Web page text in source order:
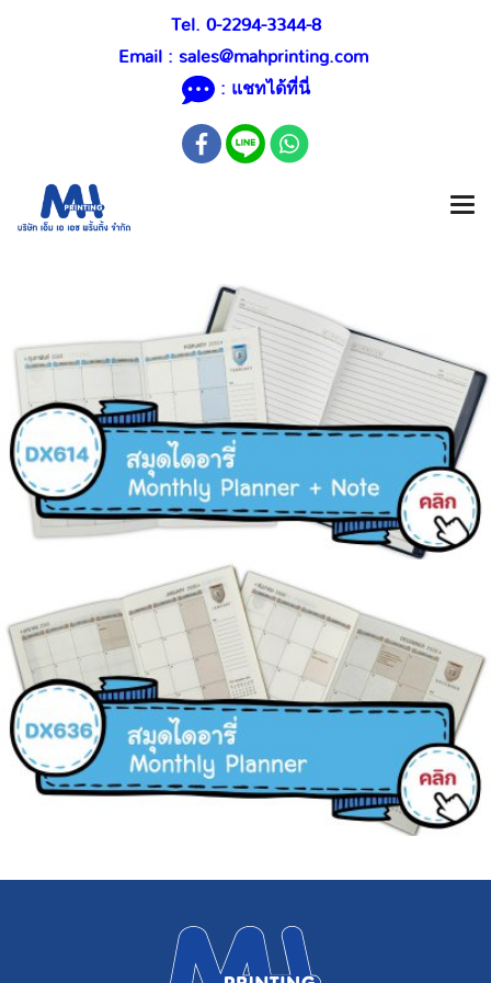
Tel. 0-2294-3344-8
Email : sales@mahprinting.com
: แชทได้ที่นี่